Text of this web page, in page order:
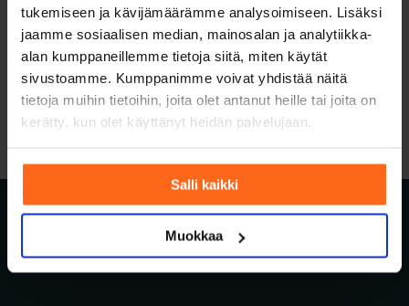
tukemiseen ja kävijämäärämme analysoimiseen. Lisäksi
jaamme sosiaalisen median, mainosalan ja analytiikka-
alan kumppaneillemme tietoja siitä, miten käytät
sivustoamme. Kumppanimme voivat yhdistää näitä
tietoja muihin tietoihin, joita olet antanut heille tai joita on
kerätty, kun olet käyttänyt heidän palvelujaan.
Salli kaikki
Muokkaa